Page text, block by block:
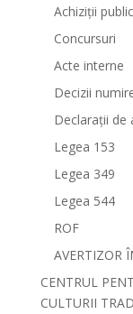
Achiziții
Concursuri
Acte interne
Decizii
Declarații de
Legea 153
Legea 349
Legea 544
ROF
AVERTIZOR
CENTRUL
CULTURII